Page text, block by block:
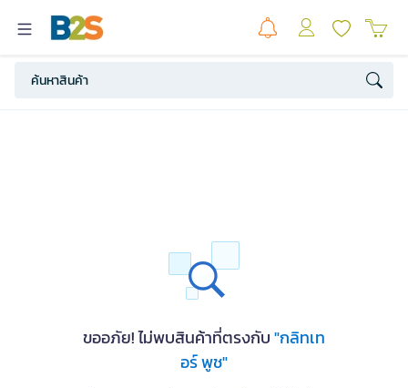
ขออภัย! ไม่พบสินค้าที่ตรงกับ"กลิทเท
อร์ พูช"